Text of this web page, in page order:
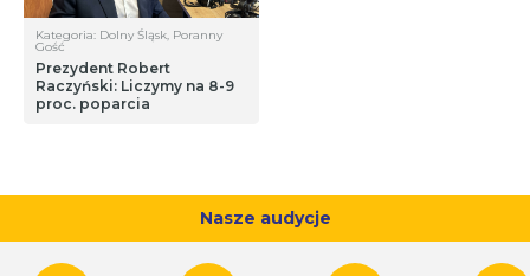
Kategoria: Dolny Śląsk, Poranny
Gość
Prezydent Robert
Raczyński: Liczymy na 8-9
proc. poparcia
Nasze audycje